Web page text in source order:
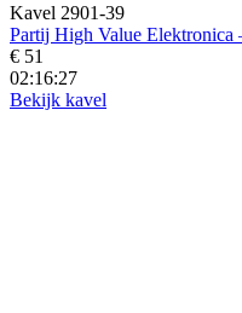
Kavel 2901-39
Partij High Value Elektronica
€ 51
02:16:25
Bekijk kavel